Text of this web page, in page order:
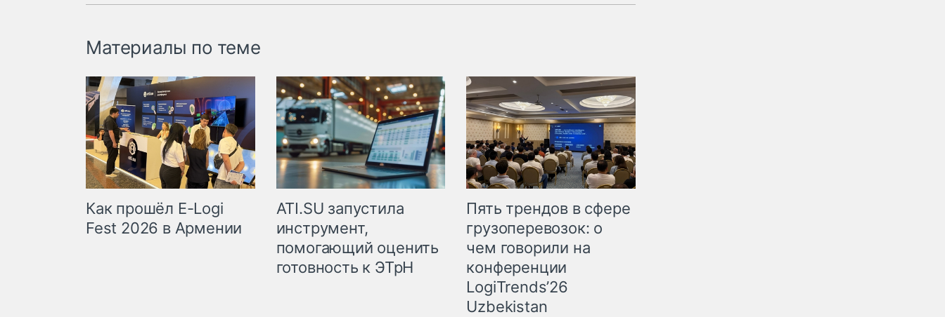
Материалы по теме
Как прошёл E-Logi
Fest 2026 в Армении
ATI.SU запустила
инструмент,
помогающий оценить
готовность к ЭТрН
Пять трендов в сфере
грузоперевозок: о
чем говорили на
конференции
LogiTrends’26
Uzbekistan